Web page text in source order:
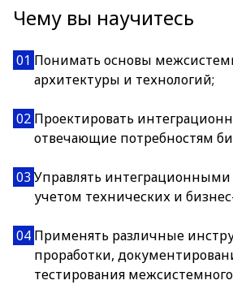
Чему вы научитесь
01 Понимать основы
архитектуры и технологий;
02 Проектировать
отвечающие потребностям
03 Управлять
учетом технических и
04 Применять различные
проработки,
тестирования